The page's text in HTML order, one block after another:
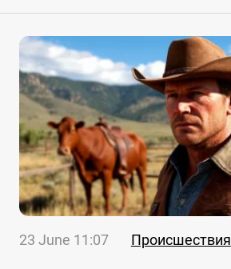
23 June 11:07 Происшествия